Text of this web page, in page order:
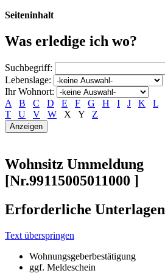
Seiteninhalt
Was erledige ich wo?
Suchbegriff:
Lebenslage:
Ihr Wohnort:
A
B C D E F G H I J K L
T
U V W X Y Z
Wohnsitz Ummeldung
[Nr.99115005011000 ]
Erforderliche Unterlagen
Text überspringen
Wohnungsgeberbestätigung
ggf. Meldeschein